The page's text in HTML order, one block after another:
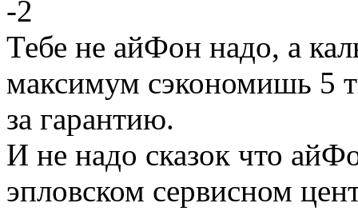
-2
Тебе не айФон надо, а
максимум сэкономишь 5
за гарантию.
И не надо сказок что
эпловском сервисном